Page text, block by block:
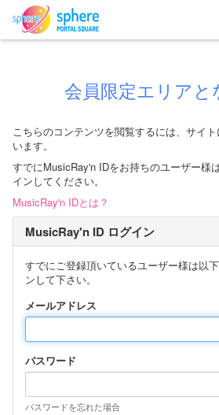
会員限定エリアと
こちらのコンテンツを閲覧するには、サイ
います。
すでにMusicRay'n IDをお持ちのユーザー様
インしてください。
MusicRay'n IDとは？
MusicRay'n ID ログイン
すでにご登録頂いているユーザー様は以
ンして下さい。
メールアドレス
パスワード
パスワードを忘れた場合